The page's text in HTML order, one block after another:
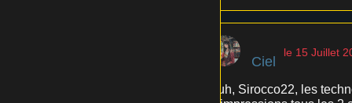
Ciel
le 15 Juillet
Euh, Sirocco22, les